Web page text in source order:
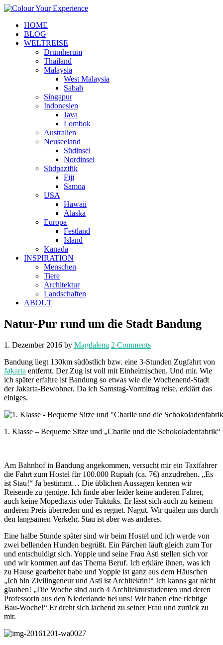
HOME
BLOG
WELTREISE
Drumherum
Thailand
Malaysia
West Malaysia
Sabah
Singapur
Indonesien
Java
Lombok
Australien
Neuseeland
Südinsel
Nordinsel
Südpazifik
Fiji
Samoa
USA
Hawaii
Alaska
Europa
Festland
Island
Kanada
INSPIRATION
Menschen
Tiere
Architektur
Landschaften
ABOUT
Natur-Pur rund um die Stadt Bandung
1. Dezember 2016 by Magdalena 2 Comments
Bandung liegt 130km südöstlich bzw. eine 3-Stunden Zugfahrt von
Jakarta entfernt. Der Zug ist voll mit Einheimischen. Und mir. Wie
ich später erfahre ist Bandung so etwas wie die Wochenend-Stadt
der Jakarta-Bewohner. Da ich Samstag-Vormittag reise, erklärt das
einiges.
1. Klasse – Bequeme Sitze und „Charlie und die
Am Bahnhof in Bandung angekommen, versucht mir ein Taxifahrer
die Fahrt zum Hostel für 100.000 Rupiah (ca. 7€) anzudrehen. „Es
ist Stau!“ Ja bestimmt… Die üblichen Aussagen kennen wir
Reisende zu genüge. Ich finde aber leider keine anderen Fahrer,
auch keine Mopedtaxis oder Tuktuks. Er lässt sich auch zu keinem
anderen Preis überreden und es regnet. Nagut. Wir quälen uns durch
den langsamen Verkehr, Stau ist aber was anderes.
Eine halbe Stunde später sind wir beim Hostel und ich werde von
zwei bellenden Hunden begrüßt. Ein Pärchen läuft gleich zum Tor
und entschuldigt sich. Yoppie und seine Frau Asti stellen sich vor
und wir kommen auf das Thema Beruf. Ich erkläre ihnen, was ich
zu Hause gearbeitet habe und Yoppie ist ganz aus dem Häuschen
„Ich bin Zivilingeneur und Asti ist Architektin!“ Ich kanns gar nicht
glauben! „Die Woche sind auch 4 Architekturstudenten und deren
Professorin aus den Niederlande bei uns! Wir haben eine richtige
Bau-Woche!“ Er dreht sich lachend zu seiner Frau und zurück zu
mir.